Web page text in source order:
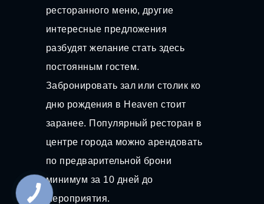
ресторанного меню, другие
интересные предложения
разбудят желание стать здесь
постоянным гостем.
Забронировать зал или столик ко
дню рождения в Heaven стоит
заранее. Популярный ресторан в
центре города можно арендовать
по предварительной брони
минимум за 10 дней до
мероприятия.